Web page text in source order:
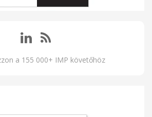
a 155 000+ IMP követőhöz